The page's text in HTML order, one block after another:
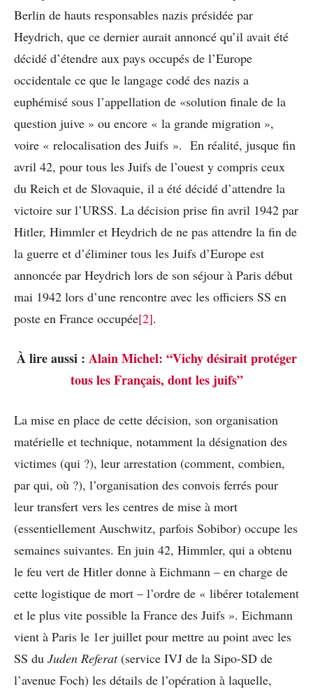
Berlin de hauts responsables nazis présidée par
Heydrich, que ce dernier aurait annoncé qu’il avait été
décidé d’étendre aux pays occupés de l’Europe
occidentale ce que le langage codé des nazis a
euphémisé sous l’appellation de «solution finale de la
question juive » ou encore « la grande migration »,
voire « relocalisation des Juifs ». En réalité, jusque fin
avril 42, pour tous les Juifs de l’ouest y compris ceux
du Reich et de Slovaquie, il a été décidé d’attendre la
victoire sur l’URSS. La décision prise fin avril 1942 par
Hitler, Himmler et Heydrich de ne pas attendre la fin de
la guerre et d’éliminer tous les Juifs d’Europe est
annoncée par Heydrich lors de son séjour à Paris début
mai 1942 lors d’une rencontre avec les officiers SS en
poste en France occupée[2].
À lire aussi : Alain Michel: “Vichy désirait protéger
tous les Français, dont les juifs”
La mise en place de cette décision, son organisation
matérielle et technique, notamment la désignation des
victimes (qui ?), leur arrestation (comment, combien,
par qui, où ?), l’organisation des convois ferrés pour
leur transfert vers les centres de mise à mort
(essentiellement Auschwitz, parfois Sobibor) occupe les
semaines suivantes. En juin 42, Himmler, qui a obtenu
le feu vert de Hitler donne à Eichmann – en charge de
cette logistique de mort – l’ordre de « libérer totalement
et le plus vite possible la France des Juifs ». Eichmann
vient à Paris le 1er juillet pour mettre au point avec les
SS du Juden Referat(service IVJ de la Sipo-SD de
l’avenue Foch) les détails de l’opération à laquelle,